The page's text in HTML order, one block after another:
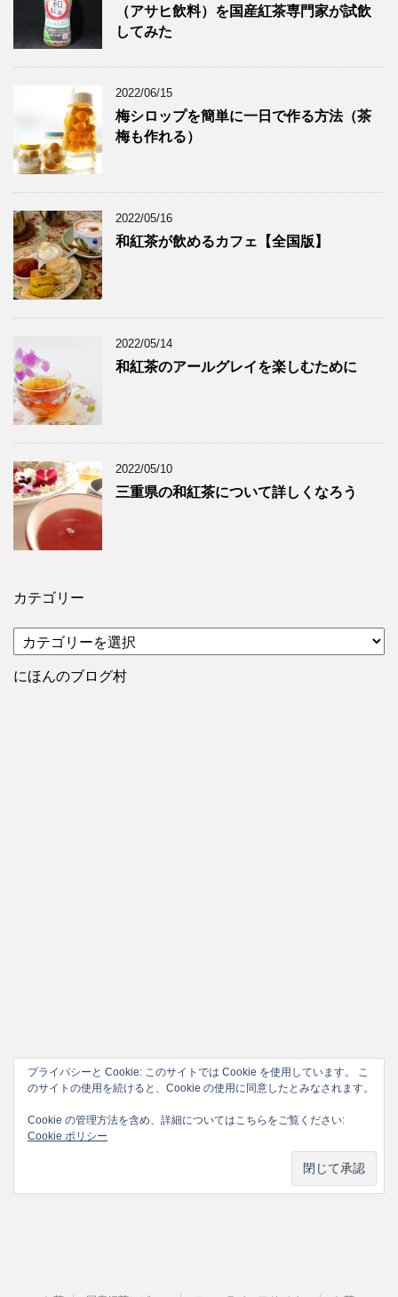
（アサヒ飲料）を国産紅茶専門家が試飲
してみた
2022/06/15
梅シロップを簡単に一日で作る方法（茶
梅も作れる）
2022/05/16
和紅茶が飲めるカフェ【全国版】
2022/05/14
和紅茶のアールグレイを楽しむために
2022/05/10
三重県の和紅茶について詳しくなろう
カテゴリー
テ
ゴ
にほんのブログ村
プライバシーと Cookie: このサイトでは Cookie を使用しています。 こ
のサイトの使用を続けると、Cookie の使用に同意したとみなされます。
Cookie の管理方法を含め、詳細についてはこちらをご覧ください:
Cookie ポリシー